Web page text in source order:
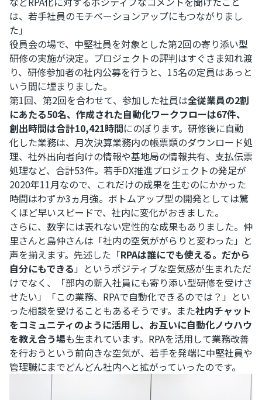
は、若手社員のモチベーションアップにもつながりまし
た」
役員会の場で、中堅社員を対象とした第2回の寄り添い型
研修の実施が決定。プロジェクトの評判はすぐさま知れ渡
り、研修参加者の社内公募を行うと、15名の定員はあっと
いう間に埋まりました。
第1回、第2回を合わせて、参加した社員は全従業員の2割
にあたる50名、作成された自動化ワークフローは67件、
創出時間は合計10,421時間にのぼります。研修後に自動
化した業務は、月次決算業務内の帳票類のダウンロード処
理、社外出向者向けの情報や基地局の情報共有、支払伝票
処理など、合計53件。若手DX推進プロジェクトの発足が
2020年11月なので、これだけの成果を生むのにかかった
時間はわずか3ヵ月強。ボトムアップ型の開発としては驚
くほど早いスピードで、社内に変化がおきました。
さらに、数字には表れない定性的な成果もありました。仲
里さんと島仲さんは「社内の空気ががらりと変わった」と
声を揃えます。先述した「RPAは誰にでも使える。だから
自分にもできる」というポジティブな空気感が生まれただ
けでなく、「部内の新入社員にも寄り添い型研修を受けさ
せたい」「この業務、RPAで自動化できるのでは？」とい
った相談を受けることもあるそうです。また社内チャット
をコミュニティのように活用し、お互いに自動化ノウハウ
を教え合う場も生まれています。RPAを活用して業務改善
を行おうという前向きな空気が、若手を発端に中堅社員や
管理職にまでどんどん社内へと拡がっていったのです。